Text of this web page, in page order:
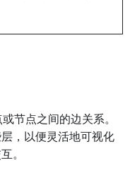
节点之间的边关系。
，以便灵活地可视化
。